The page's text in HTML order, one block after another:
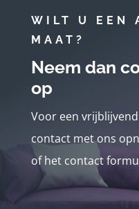
WILT U EEN
MAAT?
Neem dan
op
Voor een
contact met ons
of het contact